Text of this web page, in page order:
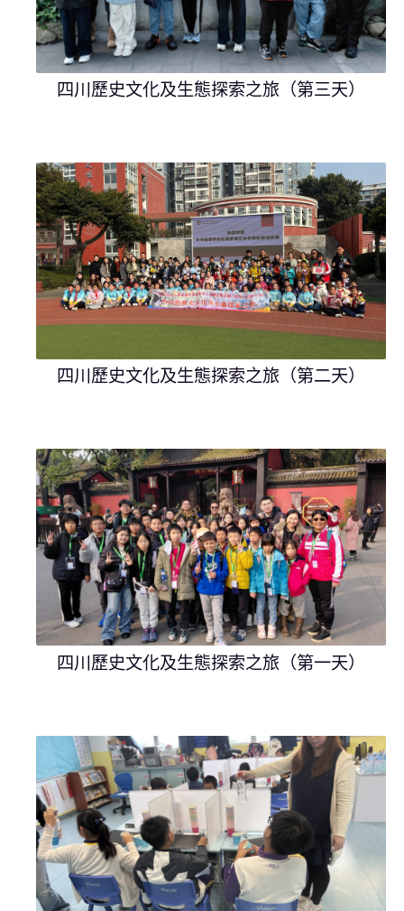
四川歷史文化及生態探索之旅（第三天）
四川歷史文化及生態探索之旅（第二天）
四川歷史文化及生態探索之旅（第一天）